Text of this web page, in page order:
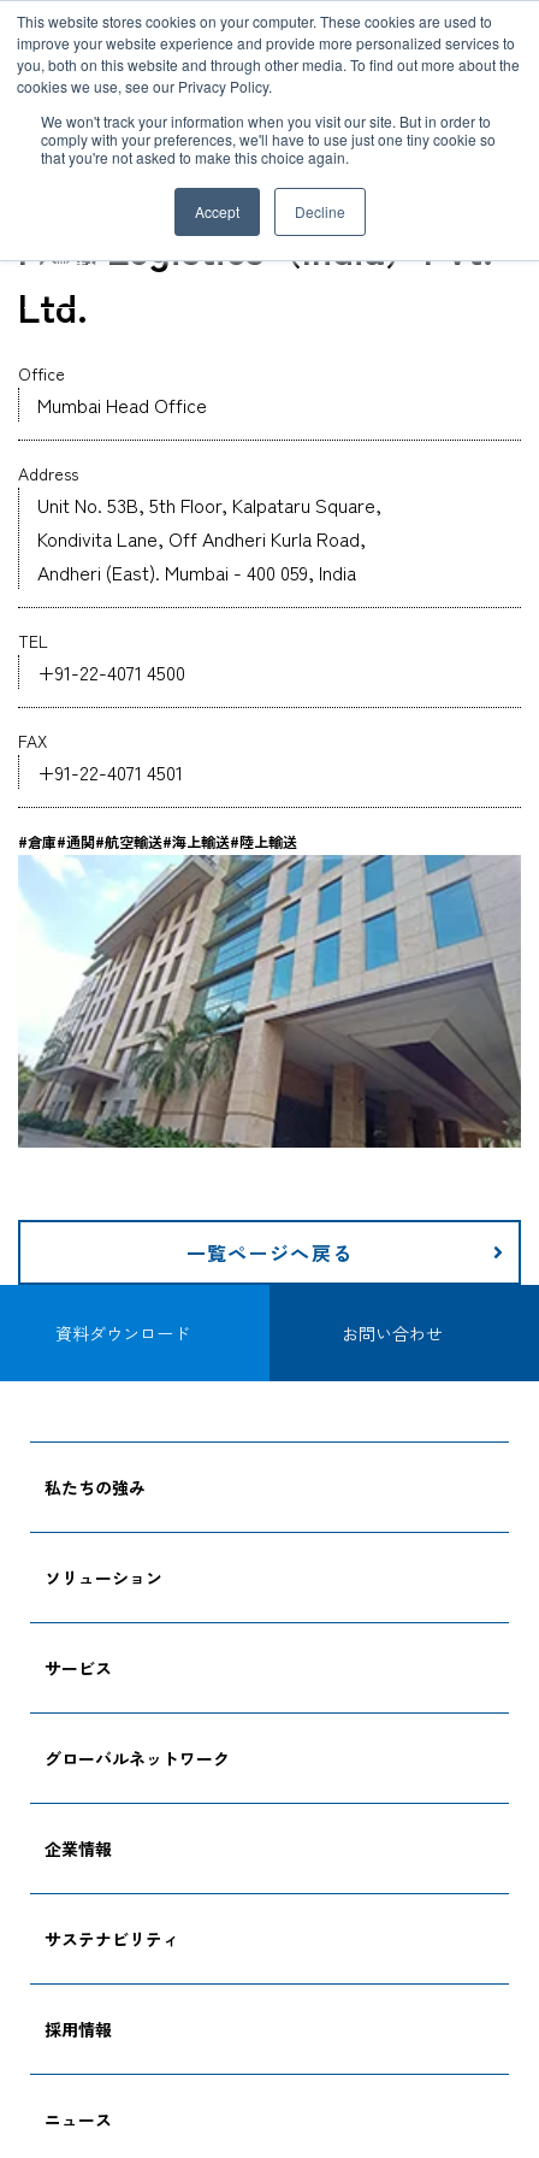
This website stores cookies on your computer. These cookies are used to
improve your website experience and provide more personalized services to
you, both on this website and through other media. To find out more about the
cookies we use, see our Privacy Policy.
We won't track your information when you visit our site. But in order to
comply with your preferences, we'll have to use just one tiny cookie so
that you're not asked to make this choice again.
Accept Decline
お知らせ
グローバルネットワーク
企業情報
サービス
お客様事例
サステナビリティ
企業情報
お問い合わせ
TOP グローバルネットワーク MOL Logistics（India）Pvt. Ltd.
オフィス
MOL Logistics（India）Pvt.
Ltd.
Office
Mumbai Head Office
Address
Unit No. 53B, 5th Floor, Kalpataru Square,
Kondivita Lane, Off Andheri Kurla Road,
Andheri (East). Mumbai - 400 059, India
TEL
+91-22-4071 4500
FAX
+91-22-4071 4501
#倉庫#通関#航空輸送#海上輸送#陸上輸送
一覧ページへ戻る
資料ダウンロード お問い合わせ
私たちの強み
ソリューション
サービス
グローバルネットワーク
企業情報
サステナビリティ
採用情報
ニュース